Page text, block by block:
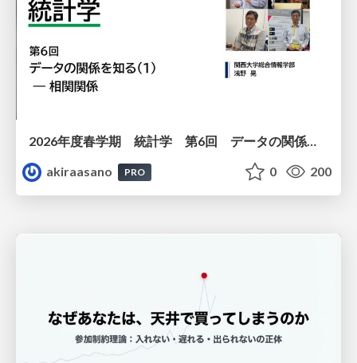
2026年度春学期 統計学 第6回 データの関係を知る（１）ー 相関関係 (2026. 5. 14)
akiraasano
PRO 0 200